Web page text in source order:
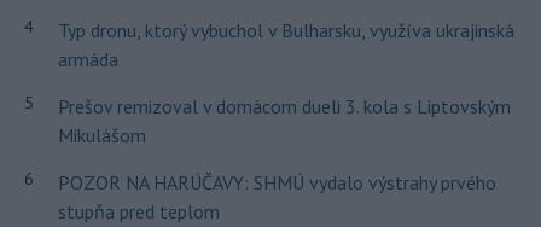
4
Typ dronu, ktorý vybuchol v Bulharsku, využíva ukrajinská
armáda
5
Prešov remizoval v domácom dueli 3. kola s Liptovským
Mikulášom
6
POZOR NA HARÚČAVY: SHMÚ vydalo výstrahy prvého
stupňa pred teplom